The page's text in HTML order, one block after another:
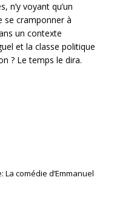
n’y voyant qu’un
se cramponner à
un contexte
et la classe politique
? Le temps le dira.
La comédie d’Emmanuel